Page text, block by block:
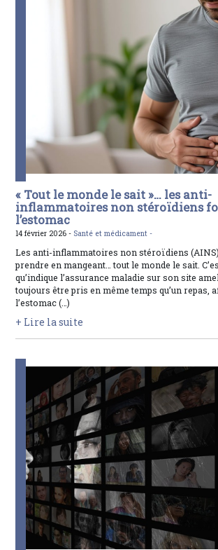
« Tout le monde le sait »… les anti-
inflammatoires non stéroïdiens
l’estomac
14 février 2026 - Santé et médicament -
Les anti-inflammatoires non stéroïdiens
prendre en mangeant… tout le monde le sait.
qu’indique l’assurance maladie sur son site
toujours être pris en même temps qu’un repas,
l’estomac (…)
+ Lire la suite